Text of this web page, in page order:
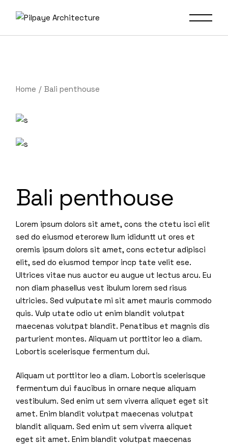
Home Bali penthouse
Bali penthouse
Lorem ipsum dolors sit amet, cons the ctetu isci elit
sed do eiusmod eterorew llum ididuntt ut ores et
oremis ipsum dolors sit amet, cons ectetur adipisci
elit, sed do eiusmod tempor incp tate velit ese.
Ultrices vitae nus auctor eu augue ut lectus arcu. Eu
non diam phasellus vest ibulum lorem sed risus
ultricies. Sed vulputate mi sit amet mauris commodo
quis. Vulp utate odio ut enim blandit volutpat
maecenas volutpat blandit. Penatibus et magnis dis
parturient montes. Aliquam ut porttitor leo a diam.
Lobortis scelerisque fermentum dui.
Aliquam ut porttitor leo a diam. Lobortis scelerisque
fermentum dui faucibus in ornare neque aliquam
vestibulum. Sed enim ut sem viverra aliquet eget sit
amet. Enim blandit volutpat maecenas volutpat
blandit aliquam. Sed enim ut sem viverra aliquet
eget sit amet. Enim blandit volutpat maecenas